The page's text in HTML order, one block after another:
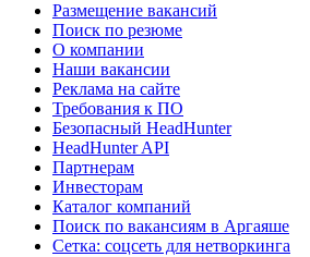
Размещение вакансий
Поиск по резюме
О компании
Наши вакансии
Реклама на сайте
Требования к ПО
Безопасный HeadHunter
HeadHunter API
Партнерам
Инвесторам
Каталог компаний
Поиск по вакансиям в Аргаяше
Сетка: соцсеть для нетворкинга